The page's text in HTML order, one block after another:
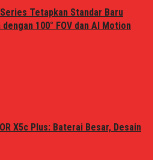
Series Tetapkan Standar Baru
dengan 100° FOV dan AI Motion
X5c Plus: Baterai Besar, Desain